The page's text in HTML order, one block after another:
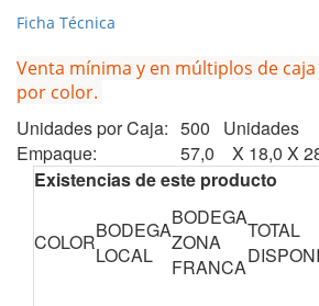
Ficha Técnica
Venta mínima y en múltiplos de
por color.
Unidades por Caja: 500 Unidades
Empaque:
57,0 X 18,0 X
Existencias de este producto
COLORBODEGA
LOCAL
BODEGA
ZONA
FRANCA
TOTAL